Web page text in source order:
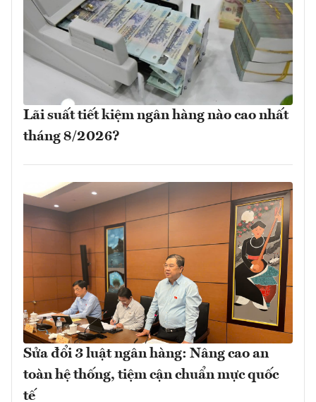
Lãi suất tiết kiệm ngân hàng nào cao nhất
tháng 8/2026?
Sửa đổi 3 luật ngân hàng: Nâng cao an
toàn hệ thống, tiệm cận chuẩn mực quốc
tế